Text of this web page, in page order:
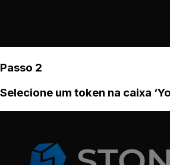
Passo 2
Selecione um token na caixa